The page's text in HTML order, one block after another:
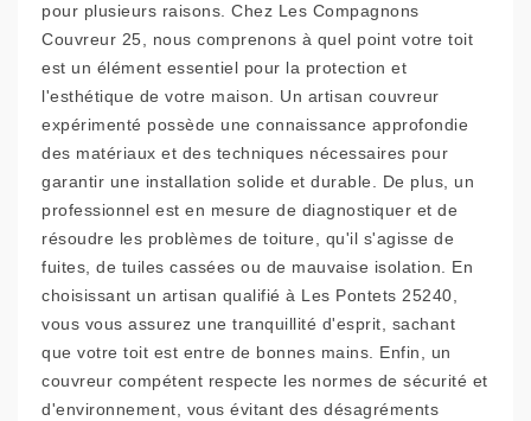
pour plusieurs raisons. Chez Les Compagnons
Couvreur 25, nous comprenons à quel point votre toit
est un élément essentiel pour la protection et
l'esthétique de votre maison. Un artisan couvreur
expérimenté possède une connaissance approfondie
des matériaux et des techniques nécessaires pour
garantir une installation solide et durable. De plus, un
professionnel est en mesure de diagnostiquer et de
résoudre les problèmes de toiture, qu'il s'agisse de
fuites, de tuiles cassées ou de mauvaise isolation. En
choisissant un artisan qualifié à Les Pontets 25240,
vous vous assurez une tranquillité d'esprit, sachant
que votre toit est entre de bonnes mains. Enfin, un
couvreur compétent respecte les normes de sécurité et
d'environnement, vous évitant des désagréments